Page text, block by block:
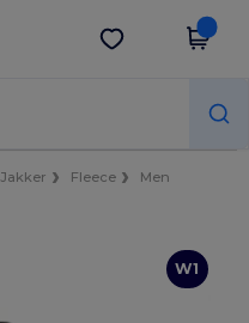
Last ned app
Jakker Fleece
Men
W1